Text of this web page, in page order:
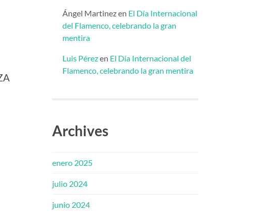
Ángel Martinezen El Día Internacional
del Flamenco, celebrando la gran
mentira
Luis Pérezen El Día Internacional del
Flamenco, celebrando la gran mentira
Archives
enero 2025
julio 2024
junio 2024